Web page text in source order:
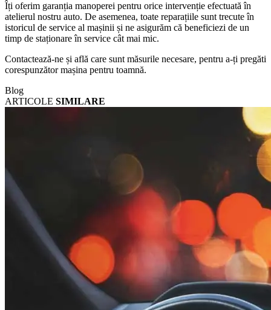
Îți oferim garanția manoperei pentru orice intervenție efectuată în
atelierul nostru auto. De asemenea, toate reparațiile sunt trecute în
istoricul de service al mașinii și ne asigurăm că beneficiezi de un
timp de staționare în service cât mai mic.
Contactează-ne și află care sunt măsurile necesare, pentru a-ți pregăti
corespunzător mașina pentru toamnă.
Blog
ARTICOLE SIMILARE